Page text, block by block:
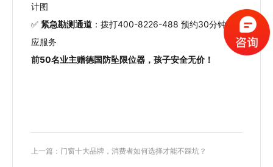
计图
✅ 紧急勘测通道 ：拨打400-8226-488 预约30分钟响
应服务
前50名业主赠德国防坠限位器，孩子安全无价！
上一篇：门窗十大品牌，消费者如何选择才能不踩坑？